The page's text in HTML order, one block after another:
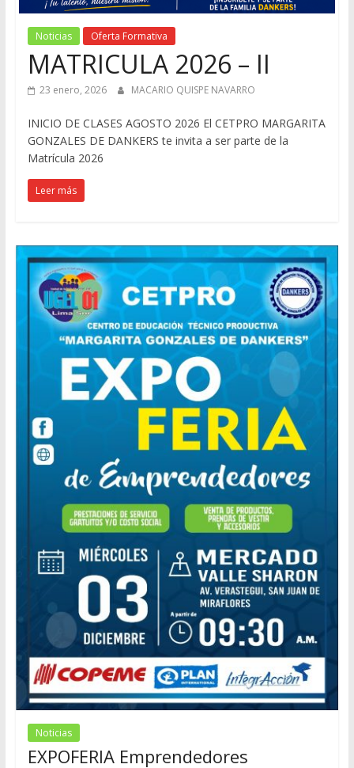
Noticias Oferta Formativa
MATRICULA 2026 – II
23 enero, 2026 MACARIO QUISPE NAVARRO
INICIO DE CLASES AGOSTO 2026 El CETPRO MARGARITA
GONZALES DE DANKERS te invita a ser parte de la
Matrícula 2026
Leer más
Noticias
EXPOFERIA Emprendedores